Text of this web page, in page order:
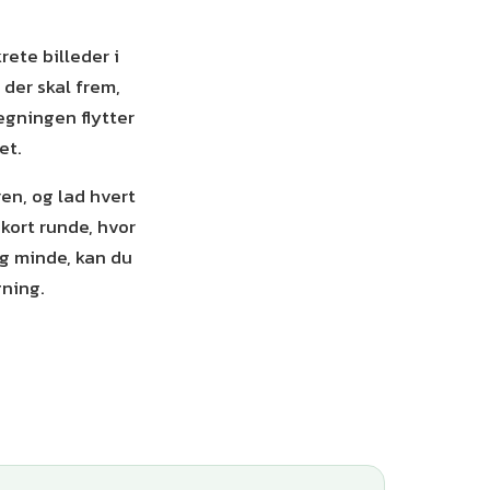
billeder i
skal frem,
flytter
og lad hvert
runde, hvor
minde, kan du